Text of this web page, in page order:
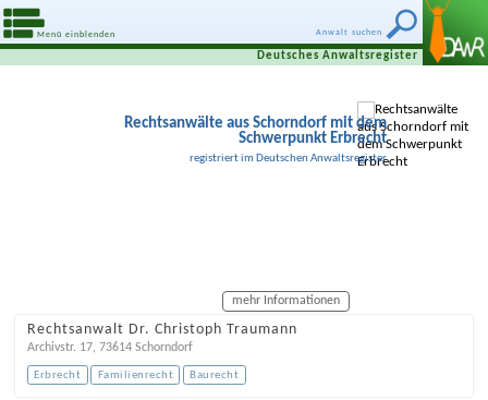
Anwalt suchen
Menü einblenden
Deutsches Anwaltsregister
Rechtsanwälte aus Schorndorf mit dem
Schwerpunkt Erbrecht
registriert im Deutschen Anwaltsregister
mehr Informationen
Rechtsanwalt Dr. Christoph Traumann
Archivstr. 17, 73614 Schorndorf
Erbrecht Familienrecht Baurecht